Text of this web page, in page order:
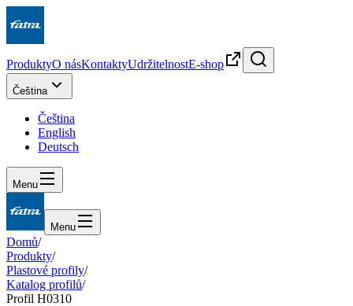
ProduktyO násKontaktyUdržitelnostE-shop
Čeština
Čeština
English
Deutsch
Menu
Menu
Domů/
Produkty/
Plastové profily/
Katalog profilů/
Profil H0310